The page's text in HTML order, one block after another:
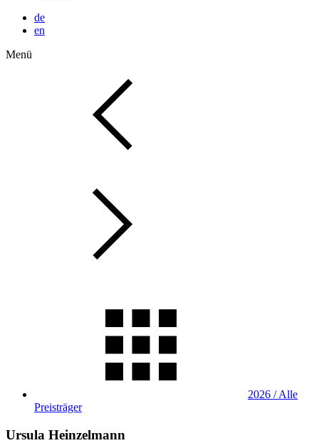
de
en
Menü
2026 / Alle
Preisträger
Ursula Heinzelmann